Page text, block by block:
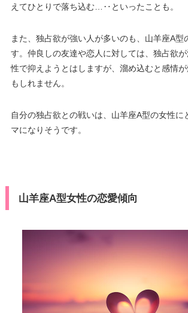
えてひとりで落ち込む…‥といったことも。
また、独占欲が強い人が多いのも、山羊座A型
す。仲良しの友達や恋人に対しては、独占欲
性で抑えようとはしますが、溜め込むと感情
もしれません。
自分の独占欲との戦いは、山羊座A型の女性に
マになりそうです。
山羊座A型女性の恋愛傾向